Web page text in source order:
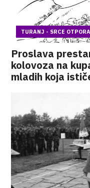
TURANJ - SRCE
Proslava
kolovoza na
mladih koja